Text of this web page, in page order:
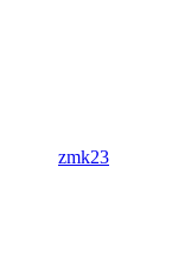
zmk23